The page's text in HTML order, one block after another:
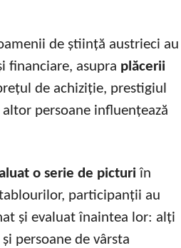
de știință austrieci au
financiare, asupra plăcerii
de achiziție, prestigiul
persoane influențează
o serie de picturiîn
participanții au
și evaluat înaintea lor: alți
persoane de vârsta